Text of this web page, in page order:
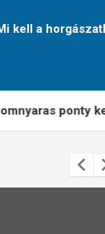
kell a
ponty került a